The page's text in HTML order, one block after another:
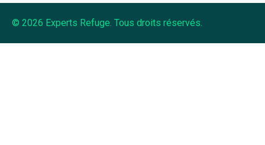
© 2026 Experts Refuge. Tous droits réservés.